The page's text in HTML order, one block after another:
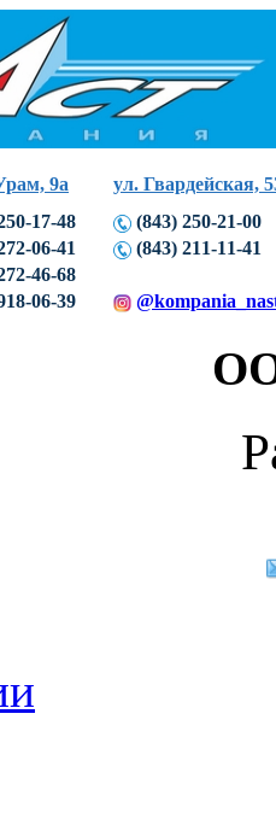
9а
ул. Гвардейская,
17-48
(843) 250-21-00
06-41
(843) 211-11-41
46-68
06-39